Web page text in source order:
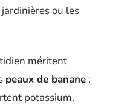
ou les
méritent
peaux de banane :
potassium,